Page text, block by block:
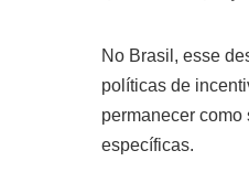
No Brasil, esse
políticas de
permanecer
específicas.